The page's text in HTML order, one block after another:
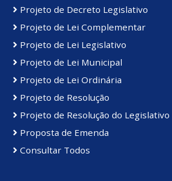
Projeto de Decreto Legislativo
Projeto de Lei Complementar
Projeto de Lei Legislativo
Projeto de Lei Municipal
Projeto de Lei Ordinária
Projeto de Resolução
Projeto de Resolução do Legislativo
Proposta de Emenda
Consultar Todos